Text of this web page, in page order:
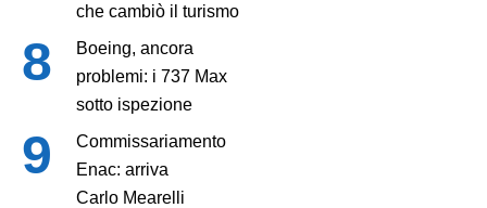
che cambiò il turismo
Boeing, ancora
problemi: i 737 Max
sotto ispezione
Commissariamento
Enac: arriva
Carlo Mearelli